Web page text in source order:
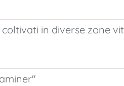
in diverse zone